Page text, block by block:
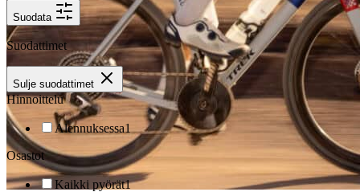
Suodata
Suodattimet
Sulje suodattimet
Hinnoittelu
Alennuksessa1
Osastot
Kaikki pyörät1